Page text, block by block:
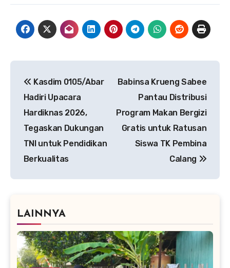
pos
Kasdim 0105/Abar
Hadiri Upacara
Hardiknas 2026,
Tegaskan Dukungan
TNI untuk Pendidikan
Berkualitas
Babinsa Krueng Sabee
Pantau Distribusi
Program Makan Bergizi
Gratis untuk Ratusan
Siswa TK Pembina
Calang
LAINNYA